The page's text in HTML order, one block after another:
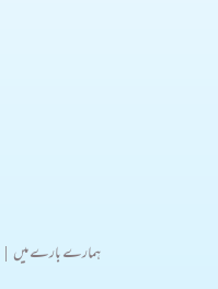
ہمارے بارے میں |